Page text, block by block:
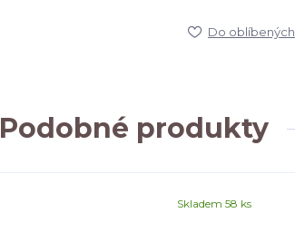
Do oblíbených
Podobné produkty
Skladem 58 ks